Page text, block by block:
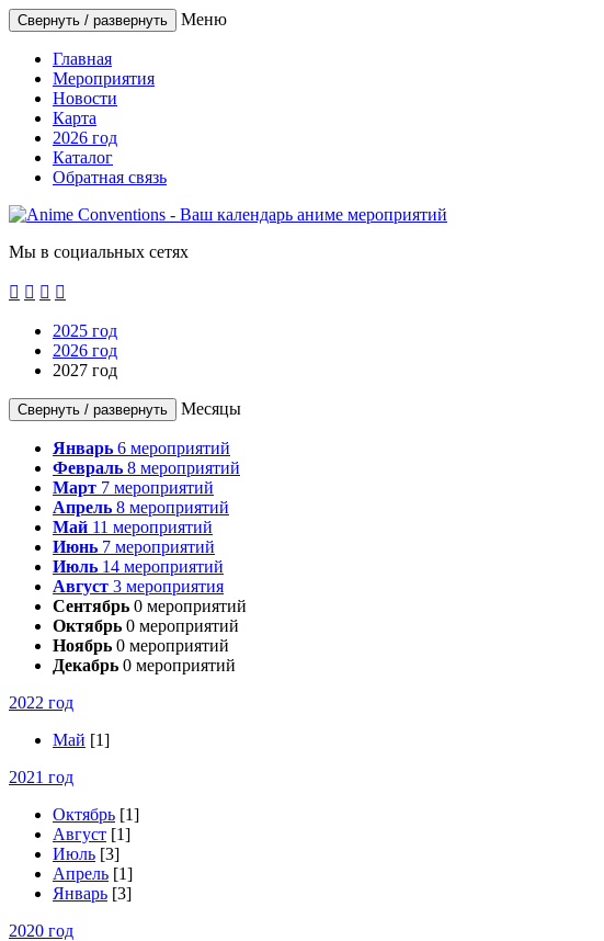
Свернуть / развернуть Меню
Главная
Мероприятия
Новости
Карта
2026 год
Каталог
Обратная связь
Мы в социальных сетях
   
2025 год
2026 год
2027 год
Свернуть / развернуть Месяцы
Январь 6 мероприятий
Февраль 8 мероприятий
Март 7 мероприятий
Апрель 8 мероприятий
Май 11 мероприятий
Июнь 7 мероприятий
Июль 14 мероприятий
Август 3 мероприятия
Сентябрь 0 мероприятий
Октябрь 0 мероприятий
Ноябрь 0 мероприятий
Декабрь 0 мероприятий
2022 год
Май [1]
2021 год
Октябрь [1]
Август [1]
Июль [3]
Апрель [1]
Январь [3]
2020 год